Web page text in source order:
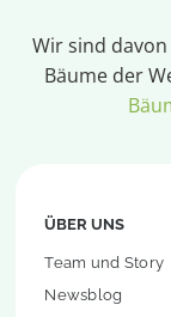
Wir sind
Bäume der
ÜBER UNS
Team und Story
Newsblog